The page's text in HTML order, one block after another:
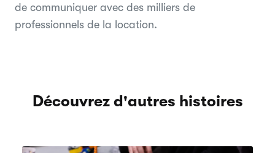
de communiquer avec des milliers de
professionnels de la location.
Découvrez d'autres histoires